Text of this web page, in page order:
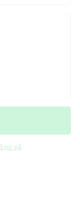
Log på